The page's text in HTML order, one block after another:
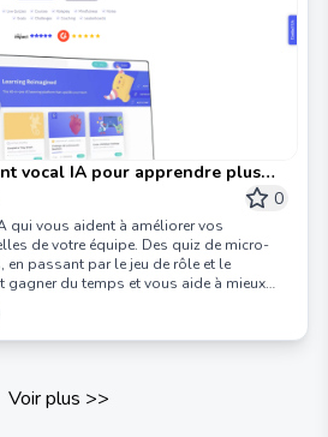
vocal IA pour apprendre plus
0
qui vous aident à améliorer vos
de votre équipe. Des quiz de micro-
en passant par le jeu de rôle et le
gagner du temps et vous aide à mieux
Voir plus >>